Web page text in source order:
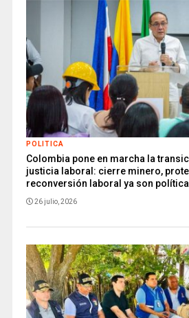
POLITICA
Colombia pone en marcha la
justicia laboral: cierre minero,
reconversión laboral ya son
26 julio, 2026